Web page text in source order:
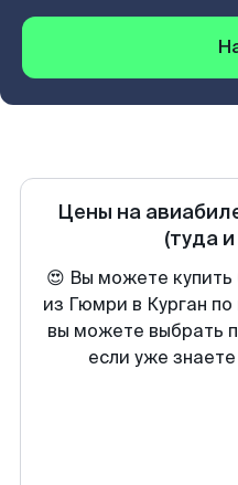
Цены на
(туда
😍 Вы можете
из Гюмри в Курган
вы можете выбрать
если уже